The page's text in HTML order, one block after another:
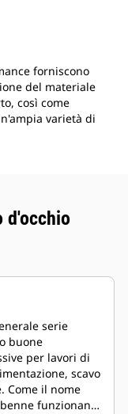
forniscono
del materiale
così come
varietà di
d'occhio
serie
buone
per lavori di
scavo
Come il nome
funzionano